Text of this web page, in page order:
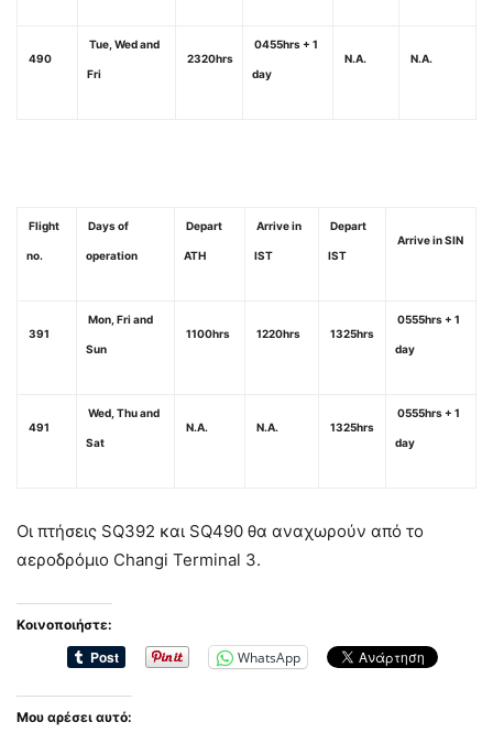
490
Tue, Wed and
Fri
2320hrs
0455hrs + 1
day
N.A. N.A.
Flight
no.
Days of
operation
Depart
ATH
Arrive in
IST
Depart
IST
Arrive in SIN
391
Mon, Fri and
Sun
1100hrs 1220hrs 1325hrs
0555hrs + 1
day
491
Wed, Thu and
Sat
N.A. N.A. 1325hrs
0555hrs + 1
day
Οι πτήσεις SQ392 και SQ490 θα αναχωρούν από το
αεροδρόμιο Changi Terminal 3.
Κοινοποιήστε:
WhatsApp
Μου αρέσει αυτό: